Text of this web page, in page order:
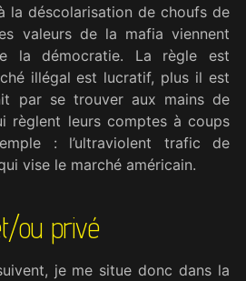
la déscolarisation de choufs de
valeurs de la mafia viennent
la démocratie. La règle est
illégal est lucratif, plus il est
par se trouver aux mains de
règlent leurs comptes à coups
:
l’ultraviolent trafic de
vise le marché américain.
ou privé
je me situe donc dans la